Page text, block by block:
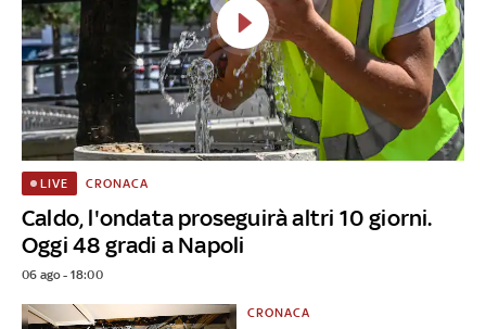
Caldo, l'ondata proseguirà altri 10 giorni.
Oggi 48 gradi a Napoli
LIVE CRONACA
06 ago - 18:00
CRONACA